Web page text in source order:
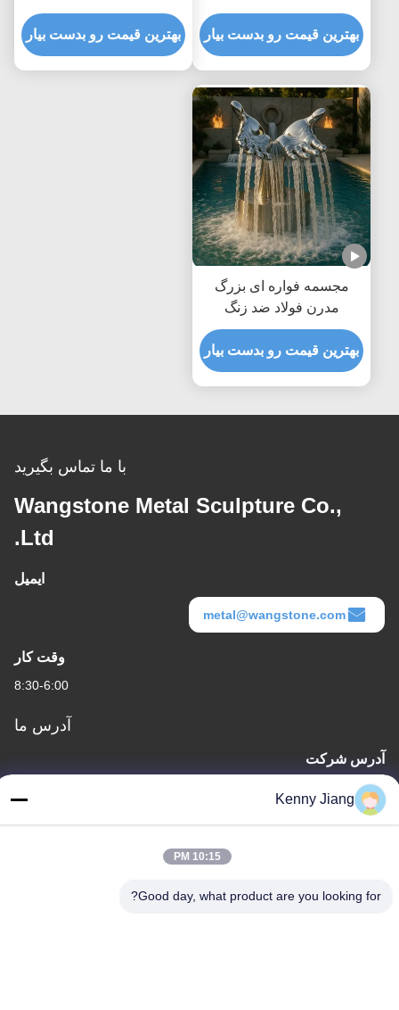
دو تا برای باغ های مدرن
بهترین قیمت رو بدست بیار
مدرن
بهترین قیمت رو بدست بیار
مجسمه فواره ای بزرگ
مدرن فولاد ضد زنگ
بهترین قیمت رو بدست بیار
با ما تماس بگیرید
Wangstone Metal Sculpture Co.,
Ltd.
ایمیل
metal@wangstone.com
وقت کار
8:30-6:00
آدرس ما
آدرس شرکت
شماره ۷۲، جاده یونگ جون، روستای ووفنگ، شهر چونگوو، کوانژو،
Kenny Jiang
10:15 PM
Good day, what product are you looking for?